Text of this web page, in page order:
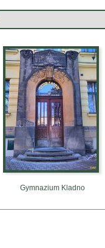
Gymnazium Kladno